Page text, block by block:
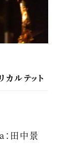
カルテット
田中景